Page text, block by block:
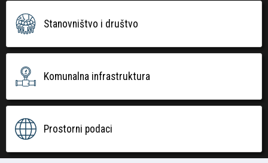
Stanovništvo i društvo
Komunalna infrastruktura
Prostorni podaci